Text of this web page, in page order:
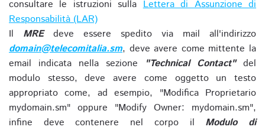
consultare le istruzioni sullaLettera di Assunzione di
Responsabilità (LAR)
Il MREdeve essere spedito via mail all'indirizzo
domain@telecomitalia.sm, deve avere come mittente la
email indicata nella sezione
"Technical Contact"del
modulo stesso, deve avere come oggetto un testo
appropriato come, ad esempio, "Modifica Proprietario
mydomain.sm" oppure "Modify Owner: mydomain.sm",
infine deve contenere nel corpo il Modulo di